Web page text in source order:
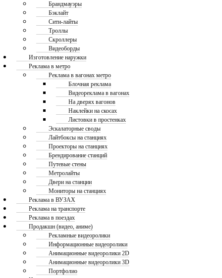
Брандмауэры
Бэклайт
Сити-лайты
Троллы
Скроллеры
Видеоборды
Изготовление наружки
Реклама в метро
Реклама в вагонах метро
Блочная реклама
Видеореклама в вагонах
На дверях вагонов
Наклейки на скосах
Листовки в простенках
Эскалаторные своды
Лайтбоксы на станциях
Проекторы на станциях
Брендирование станций
Путевые стены
Метролайты
Двери на станции
Мониторы на станциях
Реклама в ВУЗАХ
Реклама на транспорте
Реклама в поездах
Продакшн (видео, аниме)
Рекламные видеоролики
Информационные видеоролики
Анимационные видеоролики 2D
Анимационные видеоролики 3D
Портфолио